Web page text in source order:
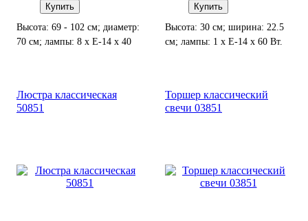
Купить
Высота: 69 - 102 см; диаметр:
70 см; лампы: 8 х Е-14 х 40
Купить
Высота: 30 см; ширина: 22.5
см; лампы: 1 х Е-14 х 60 Вт.
Люстра классическая
50851
Торшер классический
свечи 03851